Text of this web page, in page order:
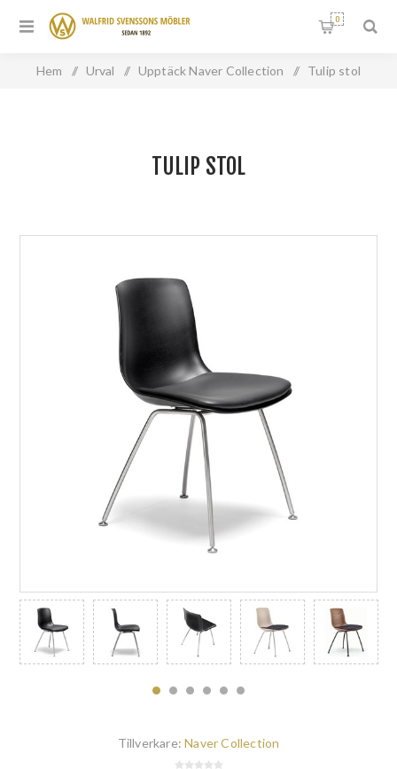
0
Hem / Urval / Upptäck Naver Collection / Tulip stol
TULIP STOL
Tillverkare: Naver Collection